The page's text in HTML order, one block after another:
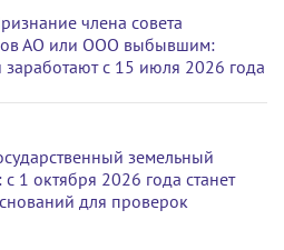
члена совета
АО или ООО выбывшим:
заработают с 15 июля 2026 года
земельный
с 1 октября 2026 года станет
для проверок